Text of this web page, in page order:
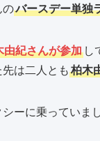
のバースデー単独
由紀さんが参加 し
は二人とも 柏木
シーに乗っていま